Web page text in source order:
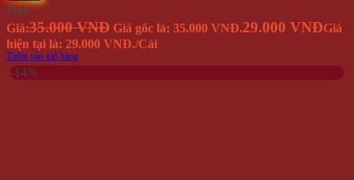
Giá
Giá:35.000 VNĐ Giá gốc là: 35.000 VNĐ.29.000 VNĐGiá
hiện tại là: 29.000 VNĐ./Cái
Thêm vào giỏ hàng
-14%